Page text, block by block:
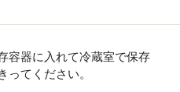
容器に入れて冷蔵室で保存
ってください。